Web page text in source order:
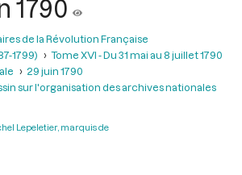
1790
de la Révolution Française
1799)
Tome XVI - Du 31 mai au 8 juillet 1790
29 juin 1790
sur l'organisation des archives nationales
Lepeletier, marquis de